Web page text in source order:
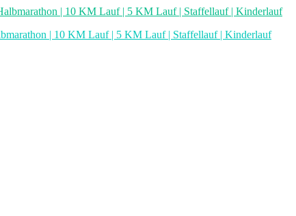
| 10 KM Lauf | 5 KM Lauf | Staffellauf | Kinderlauf